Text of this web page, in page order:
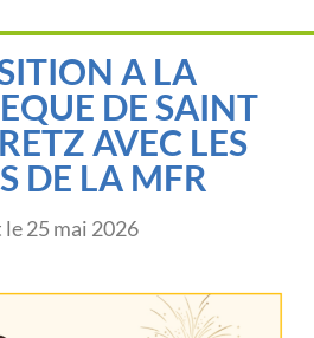
A LA
DE SAINT
AVEC LES
DE LA MFR
le25 mai 2026